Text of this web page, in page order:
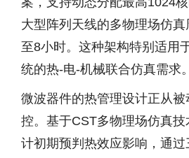
大型阵列天线的多物理场仿
至8小时。这种架构特别适用
统的热-电-机械联合仿真需求。
微波器件的热管理设计正从被
控。基于CST多物理场仿真
计初期预判热效应影响，通